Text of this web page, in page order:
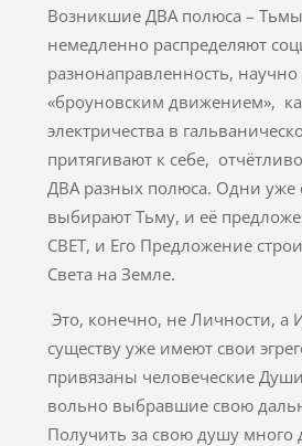
Возникшие ДВА полюса –
немедленно распределяют
разнонаправленность,
«броуновским движением»,
электричества в
притягивают к себе,
ДВА разных полюса. Одни уже
выбирают Тьму, и её
СВЕТ, и Его Предложение
Света на Земле.
Это, конечно, не Личности, а
существу уже имеют свои
привязаны человеческие
вольно выбравшие свою
Получить за свою душу много